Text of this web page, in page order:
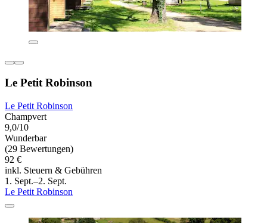
Le Petit Robinson
Le Petit Robinson
Champvert
9,0/10
Wunderbar
(29 Bewertungen)
92 €
inkl. Steuern & Gebühren
1. Sept.–2. Sept.
Le Petit Robinson